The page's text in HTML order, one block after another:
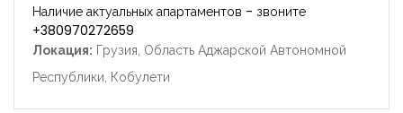
Наличие актуальных апартаментов - звоните
+380970272659
Локация: Грузия, Область Аджарской Автономной
Республики, Кобулети